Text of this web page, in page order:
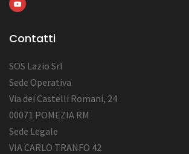
Contatti
SOS Lazio Srl
Sede Operativa
Via dei Castelli Romani, 24
00071 POMEZIA RM
Sede Legale
VIA CARLO TRANFO 42